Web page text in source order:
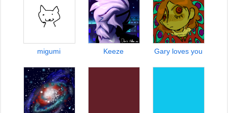
migumi Keeze Gary loves you